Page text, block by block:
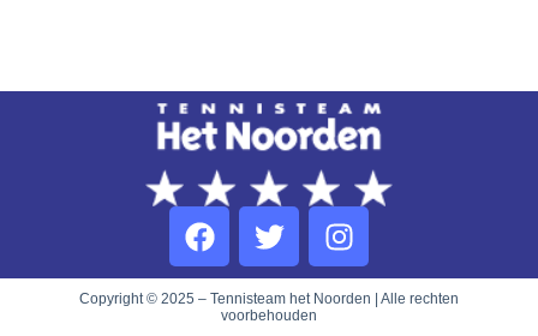
Copyright © 2025 – Tennisteam het Noorden | Alle rechten
voorbehouden